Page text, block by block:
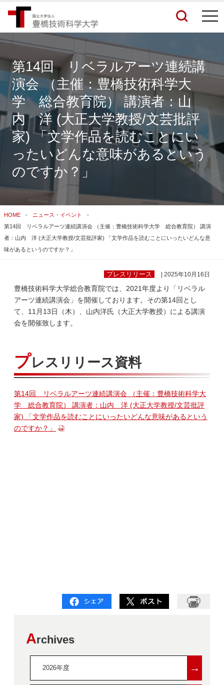
検索結果をもっと見る
関連サイトすべてを検索する
第14回 リベラルアーツ連続講
演会 （主催：豊橋技術科学大
学 総合教育院） 講演者：山
内 洋 (大正大学教授/文芸批評
家) 「文学作品を読むことにい
ったいどんな意味があるという
のですか？」
HOME
ニュース・イベント
第14回 リベラルアーツ連続講演会 （主催：豊橋技術科学大学 総合教育院） 講演
者：山内 洋 (大正大学教授/文芸批評家) 「文学作品を読むことにいったいどんな意
味があるというのですか？」
プレスリリース | 2025年10月16日
豊橋技術科学大学総合教育院では、2021年度より「リベラル
アーツ連続講演会」を開催しております。その第14回とし
て、11月13日（木）、山内洋氏（大正大学教授）による講演
会を開催致します。
プレスリリース資料
第14回 リベラルアーツ連続講演会 （主催：豊橋技術科学大
学 総合教育院） 講演者：山内 洋 (大正大学教授/文芸批評
家) 「文学作品を読むことにいったいどんな意味があるという
のですか？」
Archives
2026年度 →